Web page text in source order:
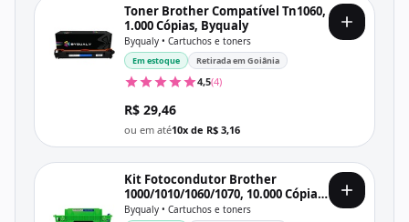
Toner Brother Compatível Tn1060,
1.000 Cópias, Byqualy
Byqualy • Cartuchos e toners
Em estoque Retirada em Goiânia
4,5(4)
R$ 29,46
ou em até10x de R$ 3,16
Kit Fotocondutor Brother
1000/1010/1060/1070, 10.000 Cópias,
Byqualy
Byqualy • Cartuchos e toners